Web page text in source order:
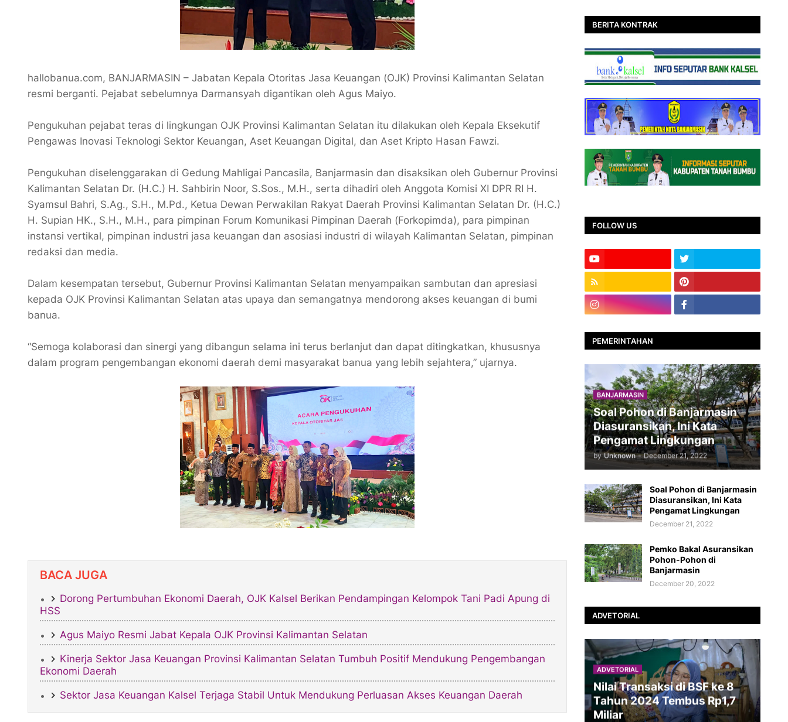
hallobanua.com, BANJARMASIN – Jabatan Kepala Otoritas Jasa Keuangan (OJK) Provinsi Kalimantan Selatan
resmi berganti. Pejabat sebelumnya Darmansyah digantikan oleh Agus Maiyo.
Pengukuhan pejabat teras di lingkungan OJK Provinsi Kalimantan Selatan itu dilakukan oleh Kepala Eksekutif
Pengawas Inovasi Teknologi Sektor Keuangan, Aset Keuangan Digital, dan Aset Kripto Hasan Fawzi.
Pengukuhan diselenggarakan di Gedung Mahligai Pancasila, Banjarmasin dan disaksikan oleh Gubernur Provinsi
Kalimantan Selatan Dr. (H.C.) H. Sahbirin Noor, S.Sos., M.H., serta dihadiri oleh Anggota Komisi XI DPR RI H.
Syamsul Bahri, S.Ag., S.H., M.Pd., Ketua Dewan Perwakilan Rakyat Daerah Provinsi Kalimantan Selatan Dr. (H.C.)
H. Supian HK., S.H., M.H., para pimpinan Forum Komunikasi Pimpinan Daerah (Forkopimda), para pimpinan
instansi vertikal, pimpinan industri jasa keuangan dan asosiasi industri di wilayah Kalimantan Selatan, pimpinan
redaksi dan media.
Dalam kesempatan tersebut, Gubernur Provinsi Kalimantan Selatan menyampaikan sambutan dan apresiasi
kepada OJK Provinsi Kalimantan Selatan atas upaya dan semangatnya mendorong akses keuangan di bumi
banua.
“Semoga kolaborasi dan sinergi yang dibangun selama ini terus berlanjut dan dapat ditingkatkan, khususnya
dalam program pengembangan ekonomi daerah demi masyarakat banua yang lebih sejahtera,” ujarnya.
BACA JUGA
Dorong Pertumbuhan Ekonomi Daerah, OJK Kalsel Berikan Pendampingan Kelompok Tani Padi Apung di
HSS
Agus Maiyo Resmi Jabat Kepala OJK Provinsi Kalimantan Selatan
Kinerja Sektor Jasa Keuangan Provinsi Kalimantan Selatan Tumbuh Positif Mendukung Pengembangan
Ekonomi Daerah
Sektor Jasa Keuangan Kalsel Terjaga Stabil Untuk Mendukung Perluasan Akses Keuangan Daerah
BERITA KONTRAK
FOLLOW US
PEMERINTAHAN
BANJARMASIN
Soal Pohon di Banjarmasin
Diasuransikan, Ini Kata
Pengamat Lingkungan
by Unknown - December 21, 2022
Soal Pohon di Banjarmasin
Diasuransikan, Ini Kata
Pengamat Lingkungan
December 21, 2022
Pemko Bakal Asuransikan
Pohon-Pohon di
Banjarmasin
December 20, 2022
ADVETORIAL
ADVETORIAL
Nilai Transaksi di BSF ke 8
Tahun 2024 Tembus Rp1,7
Miliar